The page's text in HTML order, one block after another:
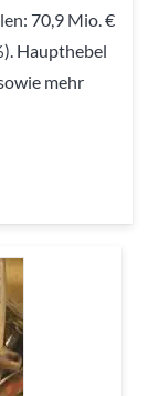
70,9 Mio. €
Haupthebel
mehr